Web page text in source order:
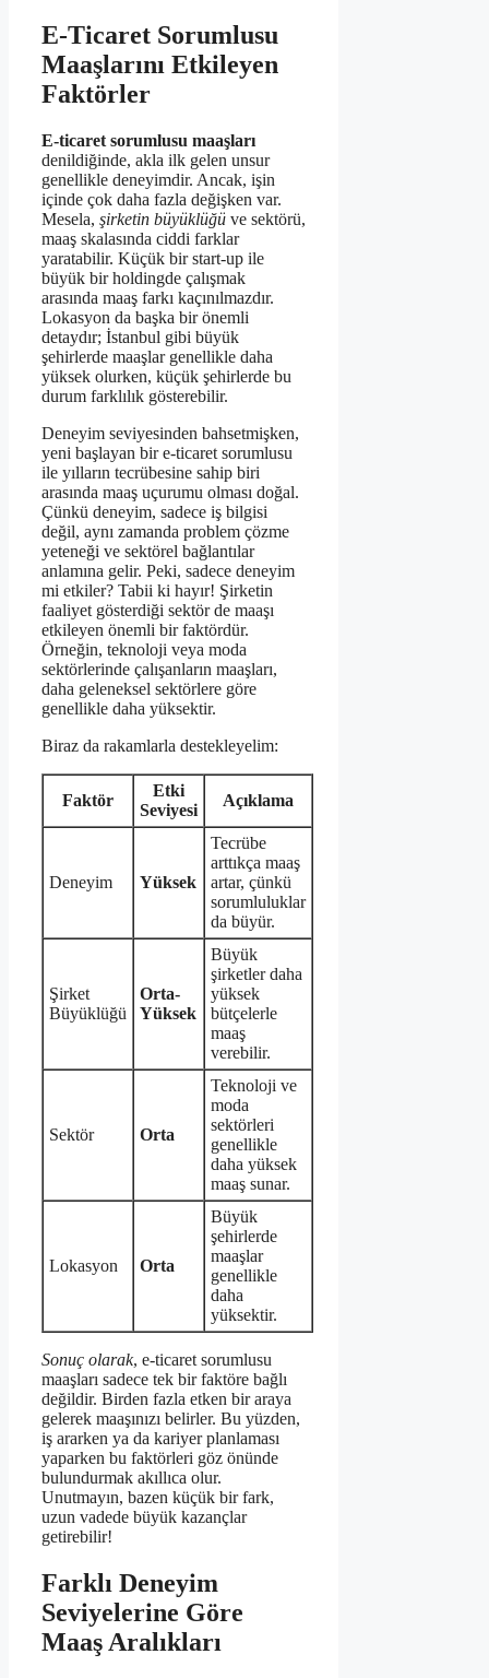
E-Ticaret Sorumlusu
Maaşlarını Etkileyen
Faktörler
E-ticaret sorumlusu maaşları
denildiğinde, akla ilk gelen unsur
genellikle deneyimdir. Ancak, işin
içinde çok daha fazla değişken var.
Mesela, şirketin büyüklüğü ve sektörü,
maaş skalasında ciddi farklar
yaratabilir. Küçük bir start-up ile
büyük bir holdingde çalışmak
arasında maaş farkı kaçınılmazdır.
Lokasyon da başka bir önemli
detaydır; İstanbul gibi büyük
şehirlerde maaşlar genellikle daha
yüksek olurken, küçük şehirlerde bu
durum farklılık gösterebilir.
Deneyim seviyesinden bahsetmişken,
yeni başlayan bir e-ticaret sorumlusu
ile yılların tecrübesine sahip biri
arasında maaş uçurumu olması doğal.
Çünkü deneyim, sadece iş bilgisi
değil, aynı zamanda problem çözme
yeteneği ve sektörel bağlantılar
anlamına gelir. Peki, sadece deneyim
mi etkiler? Tabii ki hayır! Şirketin
faaliyet gösterdiği sektör de maaşı
etkileyen önemli bir faktördür.
Örneğin, teknoloji veya moda
sektörlerinde çalışanların maaşları,
daha geleneksel sektörlere göre
genellikle daha yüksektir.
Biraz da rakamlarla destekleyelim:
Faktör
Etki
Seviyesi
Açıklama
Deneyim Yüksek
Tecrübe
arttıkça maaş
artar, çünkü
sorumluluklar
da büyür.
Şirket
Büyüklüğü
Orta-
Yüksek
Büyük
şirketler daha
yüksek
bütçelerle
maaş
verebilir.
Sektör Orta
Teknoloji ve
moda
sektörleri
genellikle
daha yüksek
maaş sunar.
Lokasyon Orta
Büyük
şehirlerde
maaşlar
genellikle
daha
yüksektir.
Sonuç olarak, e-ticaret sorumlusu
maaşları sadece tek bir faktöre bağlı
değildir. Birden fazla etken bir araya
gelerek maaşınızı belirler. Bu yüzden,
iş ararken ya da kariyer planlaması
yaparken bu faktörleri göz önünde
bulundurmak akıllıca olur.
Unutmayın, bazen küçük bir fark,
uzun vadede büyük kazançlar
getirebilir!
Farklı Deneyim
Seviyelerine Göre
Maaş Aralıkları